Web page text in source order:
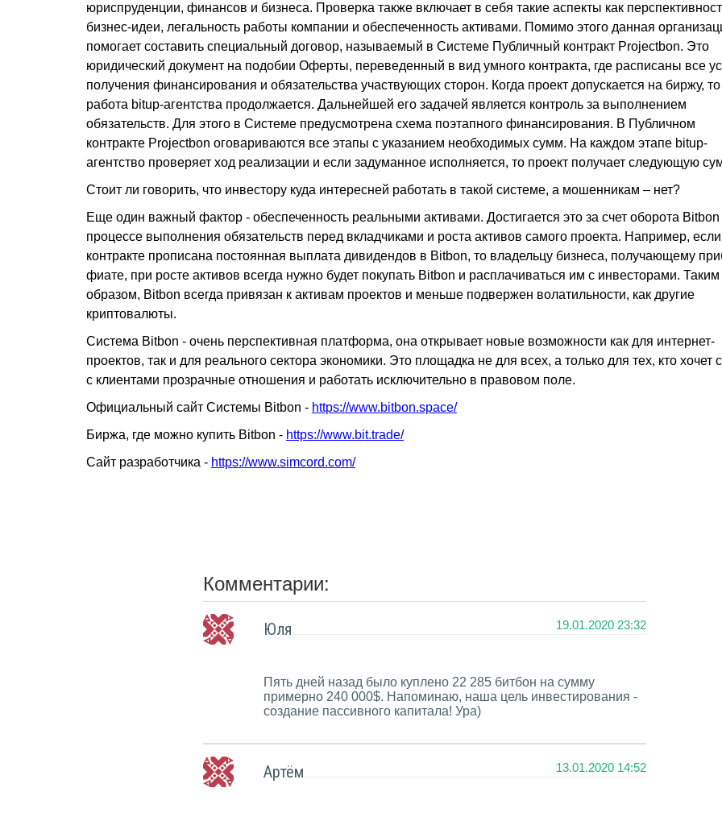
юриспруденции, финансов и бизнеса. Проверка также включает в себя такие аспекты как
бизнес-идеи, легальность работы компании и обеспеченность активами. Помимо этого данная
помогает составить специальный договор, называемый в Системе Публичный контракт Projectbon. Это
юридический документ на подобии Оферты, переведенный в вид умного контракта, где расписаны все
получения финансирования и обязательства участвующих сторон. Когда проект допускается на биржу, то
работа bitup-агентства продолжается. Дальнейшей его задачей является контроль за выполнением
обязательств. Для этого в Системе предусмотрена схема поэтапного финансирования. В Публичном
контракте Projectbon оговариваются все этапы с указанием необходимых сумм. На каждом этапе bitup-
агентство проверяет ход реализации и если задуманное исполняется, то проект получает следующую
Стоит ли говорить, что инвестору куда интересней работать в такой системе, а мошенникам – нет?
Еще один важный фактор - обеспеченность реальными активами. Достигается это за счет оборота Bitbon
процессе выполнения обязательств перед вкладчиками и роста активов самого проекта. Например,
контракте прописана постоянная выплата дивидендов в Bitbon, то владельцу бизнеса, получающему
фиате, при росте активов всегда нужно будет покупать Bitbon и расплачиваться им с инвесторами. Таким
образом, Bitbon всегда привязан к активам проектов и меньше подвержен волатильности, как другие
криптовалюты.
Система Bitbon - очень перспективная платформа, она открывает новые возможности как для интернет-
проектов, так и для реального сектора экономики. Это площадка не для всех, а только для тех, кто хочет
с клиентами прозрачные отношения и работать исключительно в правовом поле.
Официальный сайт Системы Bitbon - https://www.bitbon.space/
Биржа, где можно купить Bitbon - https://www.bit.trade/
Сайт разработчика - https://www.simcord.com/
Комментарии:
Юля 19.01.2020 23:32
Пять дней назад было куплено 22 285 битбон на сумму
примерно 240 000$. Напоминаю, наша цель инвестирования -
создание пассивного капитала! Ура)
Артём 13.01.2020 14:52